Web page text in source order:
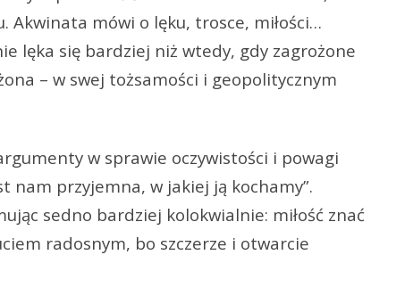
mówi o lęku, trosce, miłości…
lęka się bardziej niż wtedy, gdy zagrożone
– w swej tożsamości i geopolitycznym
w sprawie oczywistości i powagi
nam przyjemna, w jakiej ją kochamy”.
sedno bardziej kolokwialnie: miłość znać
radosnym, bo szczerze i otwarcie